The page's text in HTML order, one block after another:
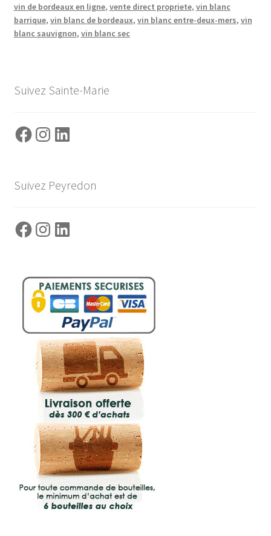
vin de bordeaux en ligne, vente direct propriete, vin blanc
barrique, vin blanc de bordeaux, vin blanc entre-deux-mers, vin
blanc sauvignon, vin blanc sec
Suivez Sainte-Marie
FacebookInstagram
LinkedIn
Suivez Peyredon
FacebookInstagram
LinkedIn